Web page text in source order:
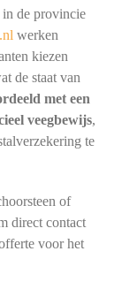
in de provincie
werken
kiezen
de staat van
met een
veegbewijs,
te
of
direct contact
voor het